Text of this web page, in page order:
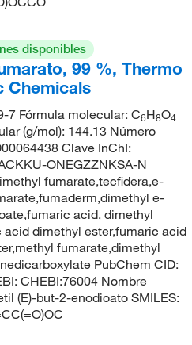
disponibles
99 %, Thermo
Chemicals
7 Fórmula molecular: C6H8O4
(g/mol): 144.13 Número
Clave InChI:
ONEGZZNKSA-N
fumarate,tecfidera,e-
e-
acid, dimethyl
acid dimethyl ester,fumaric acid
fumarate,dimethyl
PubChem CID:
CHEBI:76004 Nombre
(E)-but-2-enodioato SMILES: